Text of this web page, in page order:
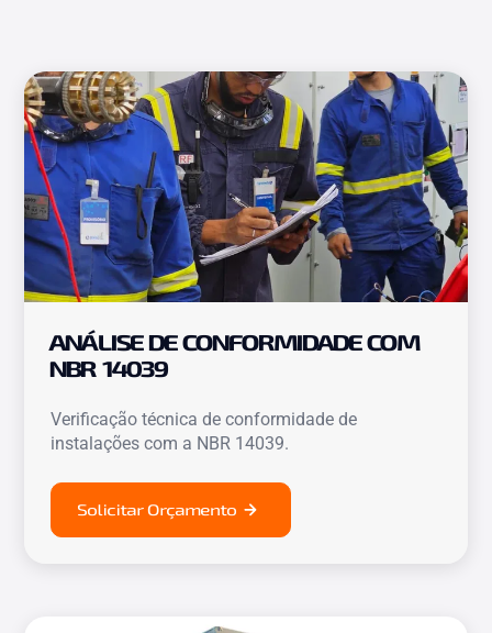
ANÁLISE DE CONFORMIDADE COM
NBR 14039
Verificação técnica de conformidade de
instalações com a NBR 14039.
Solicitar Orçamento